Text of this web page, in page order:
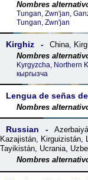
Tungan, Zwn'jan,
Tungan, Zwn'jan
Kirghiz China,
Kyrgyzcha, Northern
кыргызча
Lengua de señas
Russian
Kazajistán, Kirguizistán,
Tayikistán, Ucrania,